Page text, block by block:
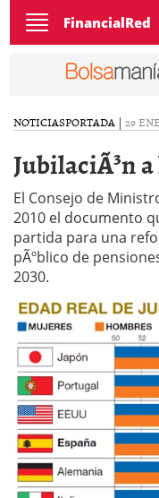
Toggle
navigation
FinancialRed
NOTICIASPORTADA | 29
JubilaciÃ³n a
El Consejo de
2010 el documento
partida para una
pÃºblico de
2030.